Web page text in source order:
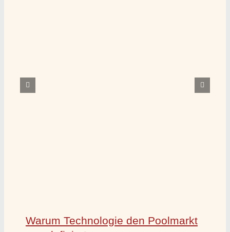
Warum Technologie den Poolmarkt